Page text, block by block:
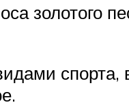
золотого
спорта,